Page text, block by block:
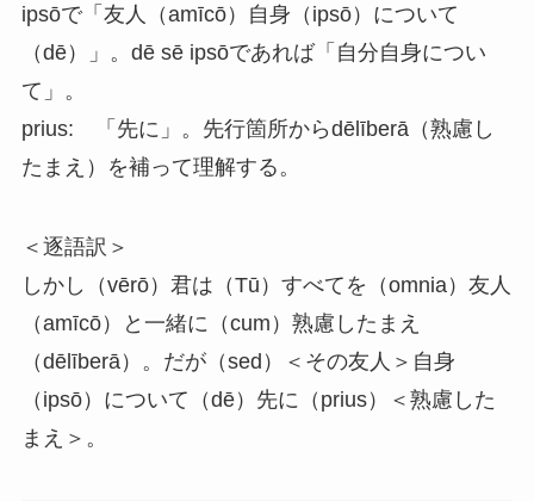
ipsōで「友人（amīcō）自身（ipsō）について
（dē）」。dē sē ipsōであれば「自分自身につい
て」。
prius: 「先に」。先行箇所からdēlīberā（熟慮し
たまえ）を補って理解する。
＜逐語訳＞
しかし（vērō）君は（Tū）すべてを（omnia）友人
（amīcō）と一緒に（cum）熟慮したまえ
（dēlīberā）。だが（sed）＜その友人＞自身
（ipsō）について（dē）先に（prius）＜熟慮した
まえ＞。